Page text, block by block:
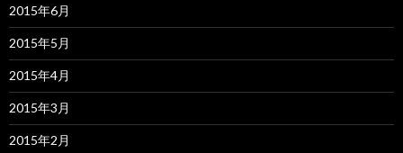
2015年6月
2015年5月
2015年4月
2015年3月
2015年2月